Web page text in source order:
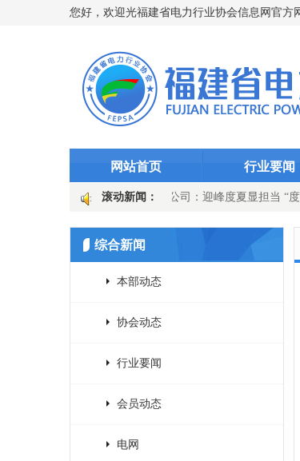
您好，欢迎光福建省电力行业协会信息网官方
网站首页 行业要闻
滚动新闻：
破5000万千瓦时 永安发电公司：迎峰度夏显担当 “
” 徐市变电站选线装置升级 国网上杭县供电公司：吹
综合新闻
本部动态
协会动态
行业要闻
会员动态
电网